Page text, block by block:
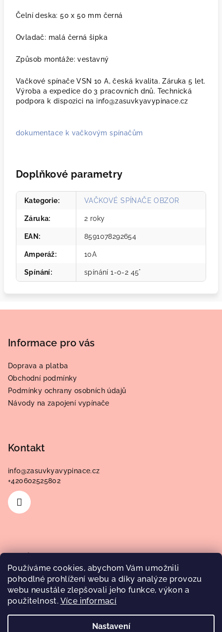
Používáme cookies, abychom Vám umožnili
pohodlné prohlížení webu a díky analýze provozu
webu neustále zlepšovali jeho funkce, výkon a
použitelnost. Více informací
Nastavení
Čelní deska: 50 x 50 mm černá
Ovladač: malá černá šipka
Způsob montáže: vestavný
Vačkové spínače VSN 10 A, česká kvalita. Záruka 5 let.
Výroba a expedice do 3 pracovních dnů. Technická
podpora k dispozici na info@zasuvkyavypinace.cz
dokumentace k vačkovým spínačům
Doplňkové parametry
Kategorie: VAČKOVÉ SPÍNAČE OBZOR
Záruka: 2 roky
EAN : 8591078292654
Amperáž: 10A
Spínání: spínání 1-0-2 45°
Informace pro vás
Doprava a platba
Obchodní podmínky
Podmínky ochrany osobních údajů
Návody na zapojení vypínače
Kontakt
info@zasuvkyavypinace.cz
+420602525802
Novinky
Zapojení hvězda trojúhelník